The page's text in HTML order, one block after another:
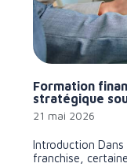
Formation
stratégique
21 mai 2026
Introduction Dans
franchise,